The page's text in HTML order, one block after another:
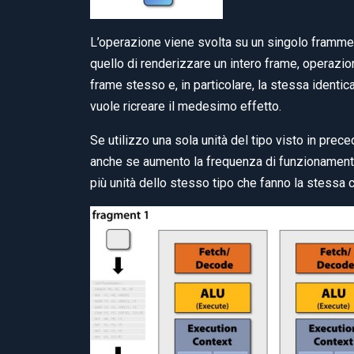
L’operazione viene svolta su un singolo
quello di renderizzare un intero frame,
frame stesso e, in particolare, la stessa
vuole ricreare il medesimo effetto.
Se utilizzo una sola unità del tipo visto in
anche se aumento la frequenza di
più unità dello stesso tipo che fanno la stessa